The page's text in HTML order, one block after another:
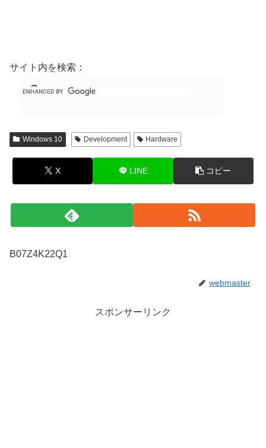
サイト内を検索：
Windows 10 Development Hardware
X LINE コピー
B07Z4K22Q1
webmaster
スポンサーリンク